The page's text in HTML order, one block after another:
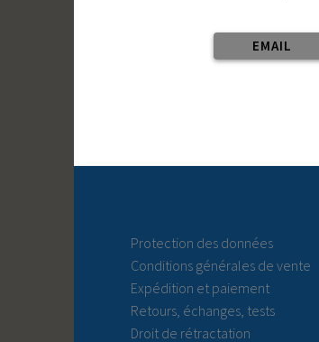
EMAIL
Protection des données
Conditions générales de vente
Expédition et paiement
Retours, échanges, tests
Droit de rétractation